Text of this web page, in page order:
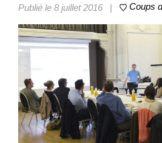
Publié le 8 juillet 2016 | Coups